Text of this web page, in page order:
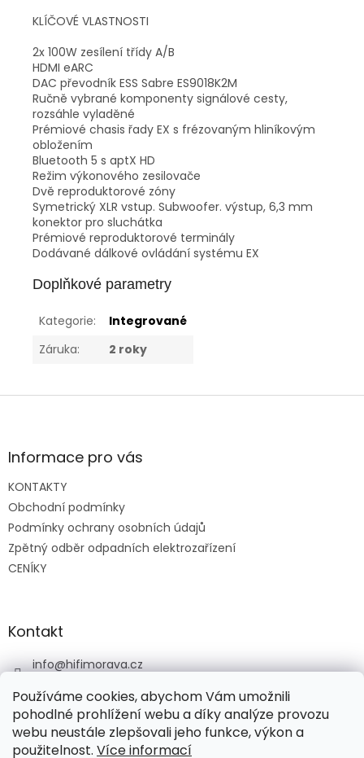
Používáme cookies, abychom Vám umožnili
pohodlné prohlížení webu a díky analýze provozu
webu neustále zlepšovali jeho funkce, výkon a
použitelnost. Více informací
KLÍČOVÉ VLASTNOSTI
2x 100W zesílení třídy A/B
HDMI eARC
DAC převodník ESS Sabre ES9018K2M
Ručně vybrané komponenty signálové cesty,
rozsáhle vyladěné
Prémiové chasis řady EX s frézovaným hliníkovým
obložením
Bluetooth 5 s aptX HD
Režim výkonového zesilovače
Dvě reproduktorové zóny
Symetrický XLR vstup. Subwoofer. výstup, 6,3 mm
konektor pro sluchátka
Prémiové reproduktorové terminály
Dodávané dálkové ovládání systému EX
Doplňkové parametry
Kategorie:
Integrované
Záruka: 2 roky
Z
aInformace pro vás
KONTAKTY
Obchodní podmínky
Podmínky ochrany osobních údajů
Zpětný odběr odpadních elektrozařízení
CENÍKY
Kontakt
info@hifimorava.cz
+420 722 705 125
+420 774 037 152
HI-FI Morava